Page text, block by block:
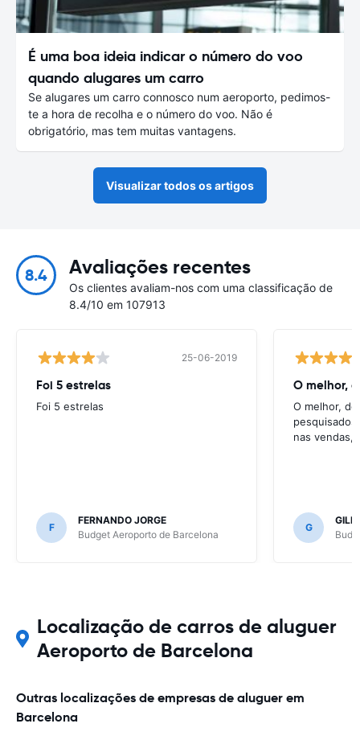
É uma boa ideia indicar o número do voo
quando alugares um carro
Se alugares um carro connosco num aeroporto, pedimos-
te a hora de recolha e o número do voo. Não é
obrigatório, mas tem muitas vantagens.
Visualizar todos os artigos
8.4 Avaliações recentes
Os clientes avaliam-nos com uma classificação de
8.4/10 em 107913
25-06-2019
Foi 5 estrelas
Foi 5 estrelas
F
FERNANDO JORGE
Budget Aeroporto de Barcelona
O melhor,
O melhor,
nas vendas,
G
Localização de carros de aluguer
Aeroporto de Barcelona
Outras localizações de empresas de aluguer em
Barcelona